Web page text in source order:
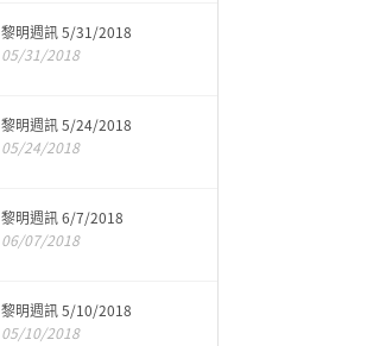
黎明週訊 5/31/2018
05/31/2018
黎明週訊 5/24/2018
05/24/2018
黎明週訊 6/7/2018
06/07/2018
黎明週訊 5/10/2018
05/10/2018